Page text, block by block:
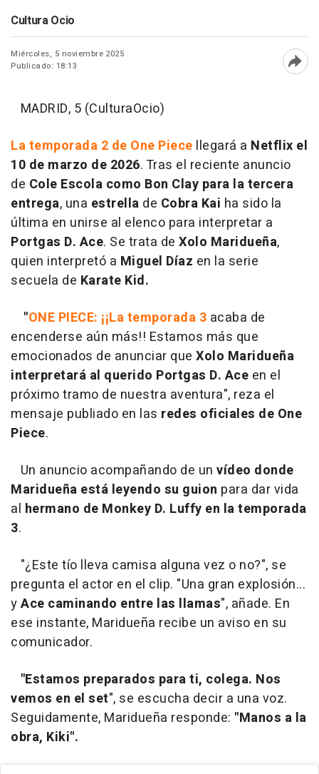
Cultura Ocio
Miércoles, 5 noviembre 2025
Publicado: 18:13
MADRID, 5 (CulturaOcio)
La temporada 2 de One Piece llegará a Netflix el
10 de marzo de 2026. Tras el reciente anuncio
de Cole Escola como Bon Clay para la tercera
entrega, una estrella de Cobra Kai ha sido la
última en unirse al elenco para interpretar a
Portgas D. Ace. Se trata de Xolo Maridueña,
quien interpretó a Miguel Díaz en la serie
secuela de Karate Kid.
"ONE PIECE: ¡¡La temporada 3 acaba de
encenderse aún más!! Estamos más que
emocionados de anunciar que Xolo Maridueña
interpretará al querido Portgas D. Ace en el
próximo tramo de nuestra aventura", reza el
mensaje publiado en las redes oficiales de One
Piece.
Un anuncio acompañando de un vídeo donde
Maridueña está leyendo su guion para dar vida
al hermano de Monkey D. Luffy en la temporada
3.
"¿Este tío lleva camisa alguna vez o no?", se
pregunta el actor en el clip. "Una gran explosión...
yAce caminando entre las llamas", añade. En
ese instante, Maridueña recibe un aviso en su
comunicador.
"Estamos preparados para ti, colega. Nos
vemos en el set", se escucha decir a una voz.
Seguidamente, Maridueña responde: "Manos a la
obra, Kiki".